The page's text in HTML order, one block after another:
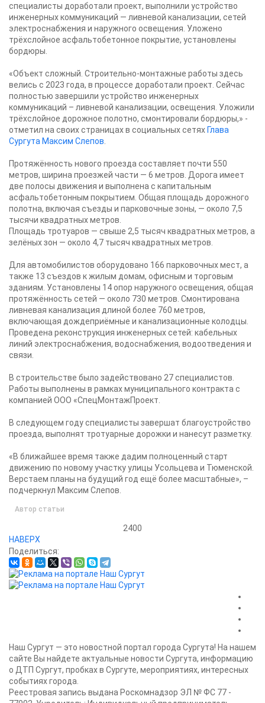
специалисты доработали проект, выполнили устройство
инженерных коммуникаций — ливневой канализации, сетей
электроснабжения и наружного освещения. Уложено
трёхслойное асфальтобетонное покрытие, установлены
бордюры.
«Объект сложный. Строительно-монтажные работы здесь
велись с 2023 года, в процессе доработали проект. Сейчас
полностью завершили устройство инженерных
коммуникаций – ливневой канализации, освещения. Уложили
трёхслойное дорожное полотно, смонтировали бордюры,» -
отметил на своих страницах в социальных сетях Глава
Сургута Максим Слепов
Протяжённость нового проезда составляет почти 550
метров, ширина проезжей части — 6 метров. Дорога имеет
две полосы движения и выполнена с капитальным
асфальтобетонным покрытием. Общая площадь дорожного
полотна, включая съезды и парковочные зоны, — около 7,5
тысячи квадратных метров.
Площадь тротуаров — свыше 2,5 тысяч квадратных метров, а
зелёных зон — около 4,7 тысяч квадратных метров.
Для автомобилистов оборудовано 166 парковочных мест, а
также 13 съездов к жилым домам, офисным и торговым
зданиям. Установлены 14 опор наружного освещения, общая
протяжённость сетей — около 730 метров. Смонтирована
ливневая канализация длиной более 760 метров,
включающая дождеприёмные и канализационные колодцы.
Проведена реконструкция инженерных сетей: кабельных
линий электроснабжения, водоснабжения, водоотведения и
связи.
В строительстве было задействовано 27 специалистов.
Работы выполнены в рамках муниципального контракта с
компанией ООО «СпецМонтажПроект.
В следующем году специалисты завершат благоустройство
проезда, выполнят тротуарные дорожки и нанесут разметку.
«В ближайшее время также дадим полноценный старт
движению по новому участку улицы Усольцева и Тюменской.
Верстаем планы на будущий год ещё более масштабные», –
подчеркнул Максим Слепов.
Автор статьи
2400
НАВЕРХ
Поделиться:
Наш Сургут — это новостной портал города Сургута! На нашем
сайте Вы найдете актуальные новости Сургута, информацию
о ДТП Сургут, пробках в Сургуте, мероприятиях, интересных
событиях города.
Реестровая запись выдана Роскомнадзор ЭЛ № ФС 77 -